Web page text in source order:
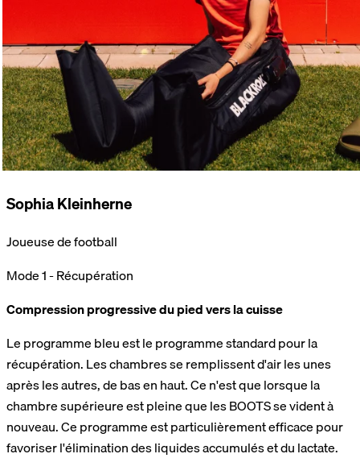
Sophia Kleinherne
Joueuse de football
Mode 1 -Récupération
Compression progressive du pied vers la cuisse
Le programme bleu est le programme standard pour la
récupération. Les chambres se remplissent d'air les unes
après les autres, de bas en haut. Ce n'est que lorsque la
chambre supérieure est pleine que les BOOTS se vident à
nouveau. Ce programme est particulièrement efficace pour
favoriser l'élimination des liquides accumulés et du lactate.